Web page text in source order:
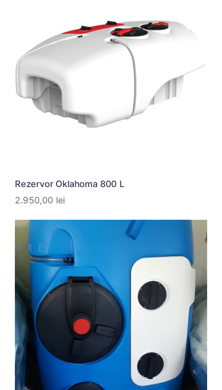
Rezervor Oklahoma 800 L
2.950,00 lei